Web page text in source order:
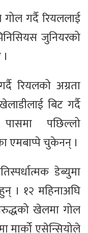
गर्दै रियललाई
जुनियरको
रियलको अग्रता
बिट गर्दै
पछिल्लो
एमबाप्पे चुकेनन् ।
डेब्युमा
। १२ महिनाअघि
खेलमा गोल